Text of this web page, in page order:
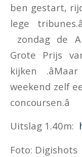
ben gestart,
lege
zondag de
Grote Prijs
kijken
weekend zelf
concoursen.â
Uitslag 1.40m:
Foto: Digishots